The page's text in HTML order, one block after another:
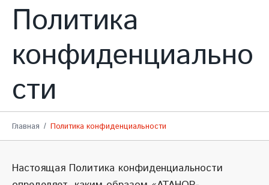
Политика
конфиденциально
сти
Главная Политика конфиденциальности
Настоящая Политика конфиденциальности